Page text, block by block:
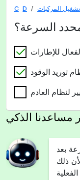
C D تشغيل المركبات
السرعة؟
للإطارات
توريد الوقود
لنظام العادم
مساعدنا الذكي
بعد
ذلك